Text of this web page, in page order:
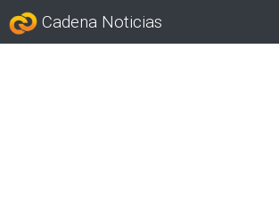
Cadena Noticias